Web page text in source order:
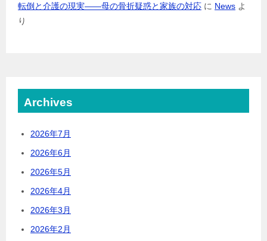
転倒と介護の現実――母の骨折疑惑と家族の対応 に News よ
り
Archives
2026年7月
2026年6月
2026年5月
2026年4月
2026年3月
2026年2月